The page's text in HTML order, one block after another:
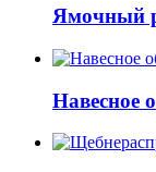
Ямочный
Навесное